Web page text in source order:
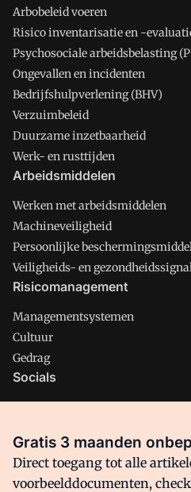
Arbobeleid voeren
Risico inventarisatie en -
Psychosociale arbeidsbelasting
Ongevallen en incidenten
Bedrijfshulpverlening (BHV)
Verzuimbeleid
Duurzame inzetbaarheid
Werk- en rusttijden
Arbeidsmiddelen
Werken met arbeidsmiddelen
Machineveiligheid
Persoonlijke
Veiligheids- en
Risicomanagement
Managementsystemen
Cultuur
Gedrag
Socials
Facebook
Gratis 3 maanden
Direct toegang tot alle
voorbeelddocumenten,